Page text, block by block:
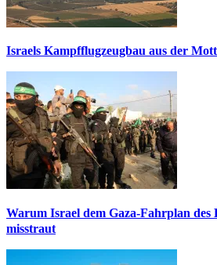
Israels Kampfflugzeugbau aus der
Warum Israel dem Gaza-Fahrplan des
misstraut